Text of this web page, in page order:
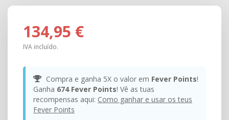
134,95 €
IVA incluído.
Compra e ganha 5X o valor em Fever Points!
Ganha 674 Fever Points! Vê as tuas
recompensas aqui: Como ganhar e usar os teus
Fever Points